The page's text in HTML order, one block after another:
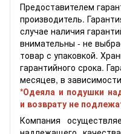
Предоставителем
производитель.
случае наличия
внимательны - не
товар с упаковкой.
гарантийного срока.
месяцев, в
*Одеяла и подушки
и возврату не
Компания